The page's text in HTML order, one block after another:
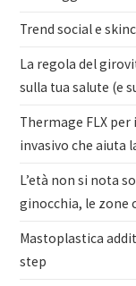
Trend social e
La regola del
sulla tua salute (e
Thermage FLX
invasivo che aiuta
L’età non si nota
ginocchia, le zone
Mastoplastica
step